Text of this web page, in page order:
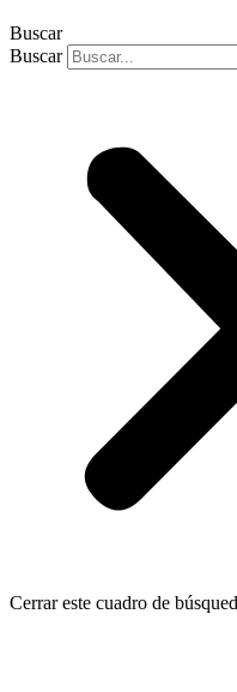
Buscar
Buscar
Cerrar este cuadro de